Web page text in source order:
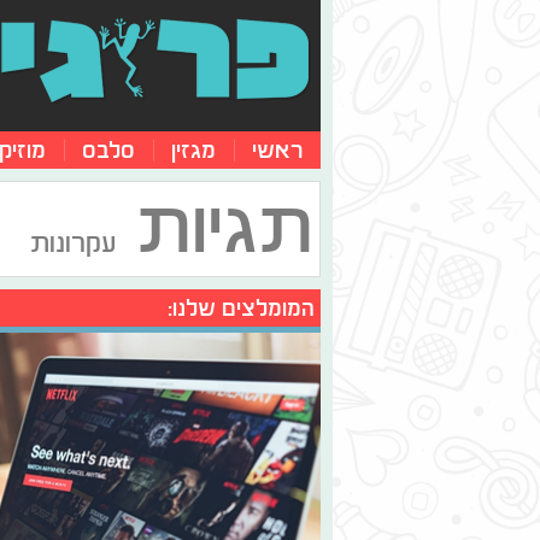
ראשי מגזין סלבס
תגיות עקרונות
המומלצים שלנו: